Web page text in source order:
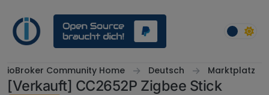
ioBroker Community Home Deutsch Marktplatz
[Verkauft] CC2652P Zigbee Stick